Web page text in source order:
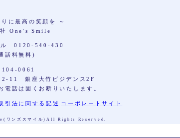
に最高の笑顔を ～
社 One's Smile
ル 0120-540-430
話料無料)
104-0061
11 銀座大竹ビジデンス2F
話は固くお断りいたします。
引法に関する記述 コーポレートサイト
ワンズスマイル)All Rights Reserved.